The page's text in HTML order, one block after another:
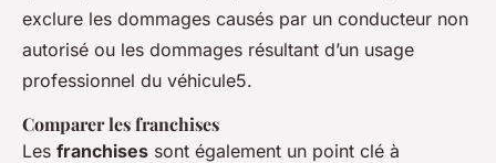
exclure les dommages causés par un conducteur non
autorisé ou les dommages résultant d’un usage
professionnel du véhicule5.
Comparer les franchises
Les franchises sont également un point clé à